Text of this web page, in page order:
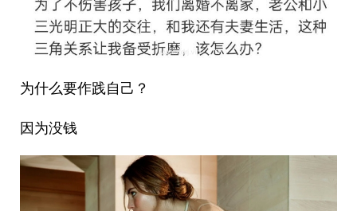
为什么要作践自己？
因为没钱